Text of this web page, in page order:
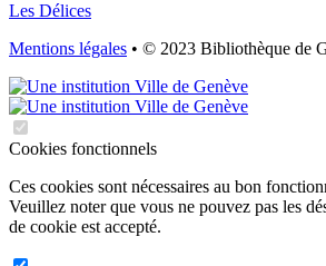
Les Délices
Mentions légales • © 2023 Bibliothèque de
Cookies fonctionnels
Ces cookies sont nécessaires au bon
Veuillez noter que vous ne pouvez pas les
de cookie est accepté.